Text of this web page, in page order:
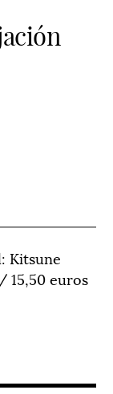
Kitsune
15,50 euros